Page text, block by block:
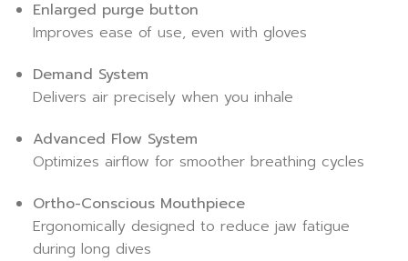
Enlarged purge button
Improves ease of use, even with gloves
Demand System
Delivers air precisely when you inhale
Advanced Flow System
Optimizes airflow for smoother breathing cycles
Ortho-Conscious Mouthpiece
Ergonomically designed to reduce jaw fatigue
during long dives